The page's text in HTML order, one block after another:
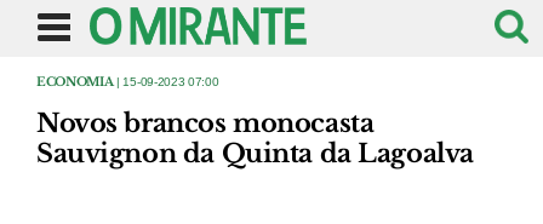
ECONOMIA | 15-09-2023 07:00
Novos brancos monocasta
Sauvignon da Quinta da Lagoalva